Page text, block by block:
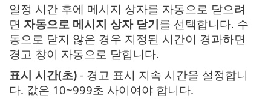
일정 시간 후에 메시지 상자를 자동으로 닫으려
면 자동으로 메시지 상자 닫기를 선택합니다. 수
동으로 닫지 않은 경우 지정된 시간이 경과하면
경고 창이 자동으로 닫힙니다.
표시 시간(초) - 경고 표시 지속 시간을 설정합니
다. 값은 10~999초 사이여야 합니다.